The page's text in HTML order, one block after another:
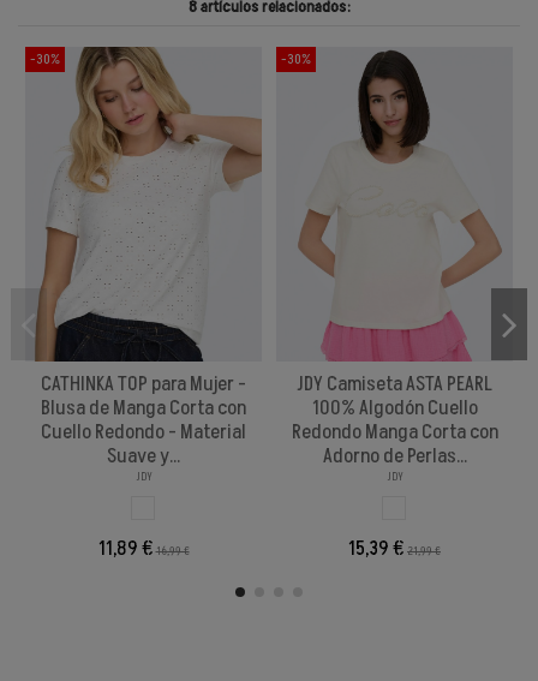
8 artículos relacionados:
-30%
CATHINKA TOP para Mujer -
Blusa de Manga Corta con
Cuello Redondo - Material
Suave y...
JDY
11,89 €16,99 €
-30%
JDY Camiseta ASTA PEARL
100% Algodón Cuello
Redondo Manga Corta con
Adorno de Perlas...
JDY
15,39 € 21,99 €